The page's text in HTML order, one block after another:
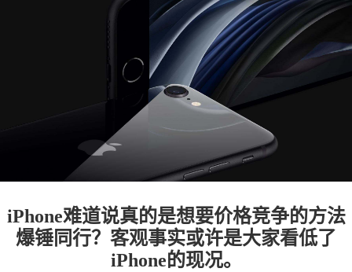
iPhone难道说真的是想要价格竞争的方法
爆锤同行？客观事实或许是大家看低了
iPhone的现况。